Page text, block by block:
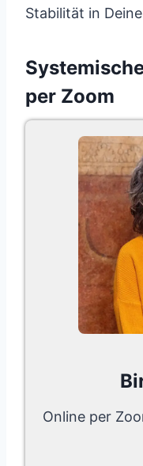
Stabilität in
per Zoom
Online per